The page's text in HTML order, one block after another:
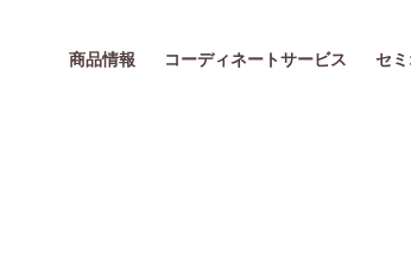
商品情報
コーディネートサービス セ